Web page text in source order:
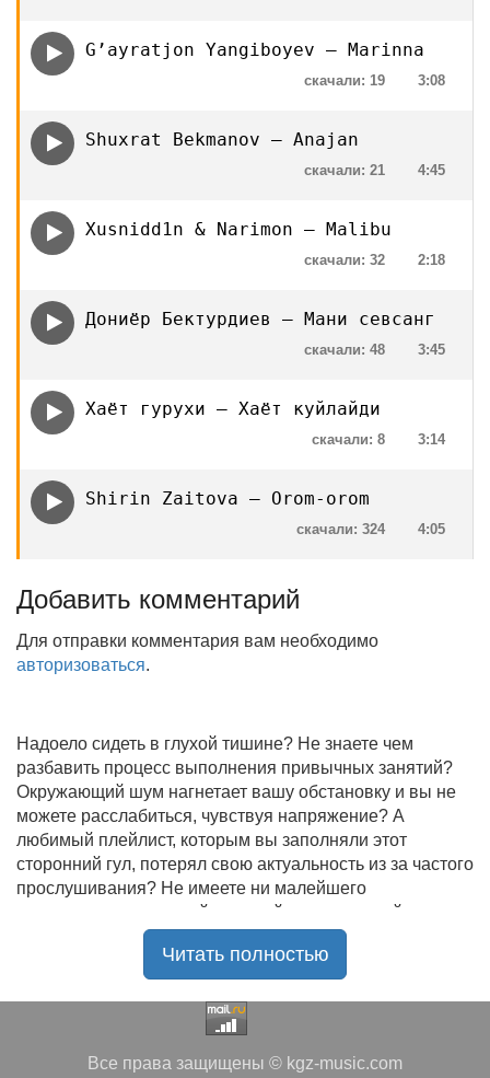
G’ayratjon Yangiboyev — Marinna
3:08
скачали: 19
Shuxrat Bekmanov — Anajan
4:45
скачали: 21
Xusnidd1n & Narimon — Malibu
2:18
скачали: 32
Дониёр Бектурдиев — Мани севсанг
3:45
скачали: 48
Хаёт гурухи — Хаёт куйлайди
3:14
скачали: 8
Shirin Zaitova — Orom-orom
4:05
скачали: 324
Добавить комментарий
Для отправки комментария вам необходимо
авторизоваться.
Надоело сидеть в глухой тишине? Не знаете чем
разбавить процесс выполнения привычных занятий?
Окружающий шум нагнетает вашу обстановку и вы не
можете расслабиться, чувствуя напряжение? А
любимый плейлист, которым вы заполняли этот
сторонний гул, потерял свою актуальность из за частого
прослушивания? Не имеете ни малейшего
представления, где найти новый качественный контент
на замену старому? В таком случае вы обратились по
радостью приветствует своих старых и новых
чудесную подборку самых лучших песен всех времён
Читать полностью
Все права защищены © kgz-music.com